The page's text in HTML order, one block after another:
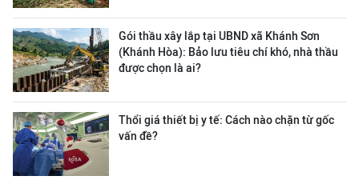
Gói thầu xây lắp tại UBND xã Khánh Sơn
(Khánh Hòa): Bảo lưu tiêu chí khó, nhà thầu
được chọn là ai?
Thổi giá thiết bị y tế: Cách nào chặn từ gốc
vấn đề?